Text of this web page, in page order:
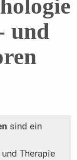
und
sind ein
Therapie